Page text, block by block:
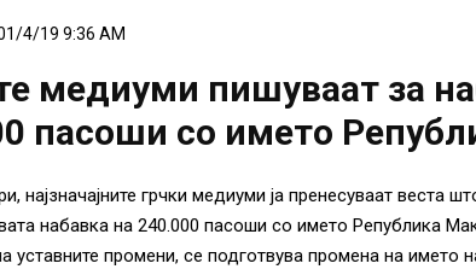
4/19 9:36 AM
медиуми пишуваат за
пасоши со името
најзначајните грчки медиуми ја пренесуваат веста
набавка на 240.000 пасоши со името Република
уставните промени, се подготвува промена на името